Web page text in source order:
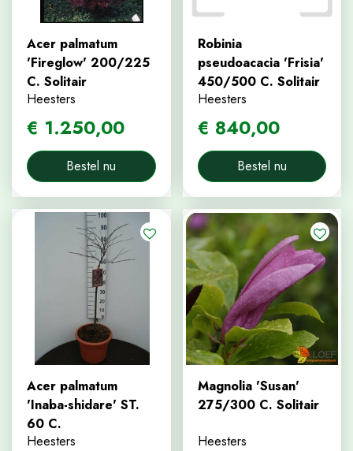
Acer palmatum
'Fireglow' 200/225
C. Solitair
Heesters
€ 1.250,00
Bestel nu
Robinia
pseudoacacia 'Frisia'
450/500 C. Solitair
Heesters
€ 840,00
Bestel nu
Acer palmatum
'Inaba-shidare' ST.
60 C.
Heesters
Magnolia 'Susan'
275/300 C. Solitair
Heesters